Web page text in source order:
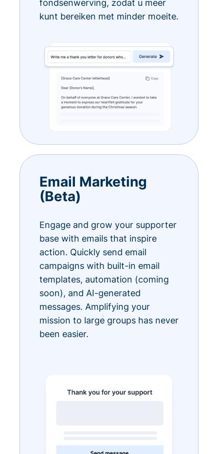
fondsenwerving, zodat u meer
kunt bereiken met minder moeite.
Email Marketing
(Beta)
Engage and grow your supporter
base with emails that inspire
action. Quickly send email
campaigns with built-in email
templates, automation (coming
soon), and AI-generated
messages. Amplifying your
mission to large groups has never
been easier.